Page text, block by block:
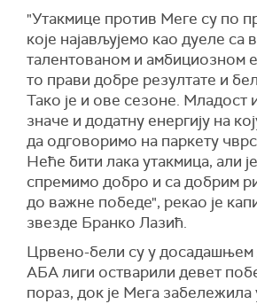
"Утакмице против Меге су по
које најављујемо као дуеле са
талентованом и амбициозном
то прави добре резултате и
Тако је и ове сезоне. Младост
значе и додатну енергију на
да одговоримо на паркету
Неће бити лака утакмица, али
спремимо добро и са добрим
до важне победе", рекао је
звезде Бранко Лазић.
Црвено-бели су у досадашњем
АБА лиги остварили девет
пораз, док је Мега